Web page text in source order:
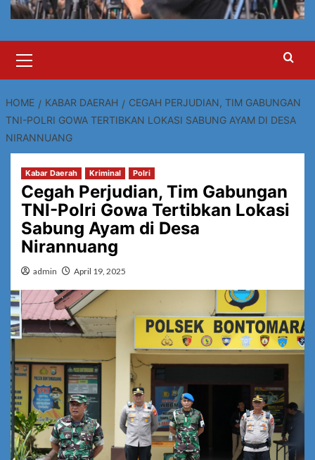
Menu
HOME KABAR DAERAH
CEGAH PERJUDIAN, TIM GABUNGAN
TNI-POLRI GOWA TERTIBKAN LOKASI SABUNG AYAM DI DESA
NIRANNUANG
Kabar Daerah Kriminal Polri
Cegah Perjudian, Tim Gabungan
TNI-Polri Gowa Tertibkan Lokasi
Sabung Ayam di Desa
Nirannuang
admin April 19, 2025